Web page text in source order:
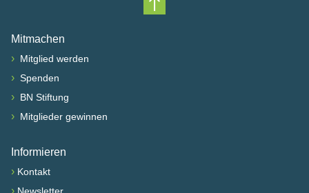
Nach oben scrollen
Mitmachen
› Mitglied werden
› Spenden
› BN Stiftung
› Mitglieder gewinnen
Informieren
› Kontakt